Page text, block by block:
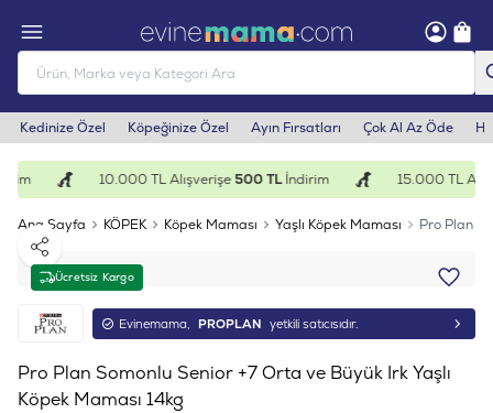
Kedinize Özel Köpeğinize Özel Ayın Fırsatları Çok Al Az Öde
10.000 TL Alışverişe500 TLİndirim 15.000 TL
Ana Sayfa KÖPEK Köpek Maması Yaşlı Köpek Maması Pro Plan
Ücretsiz Kargo
Paylaş
Evinemama, PROPLAN yetkili satıcısıdır.
Pro Plan Somonlu Senior +7 Orta ve Büyük Irk Yaşlı
Köpek Maması 14kg